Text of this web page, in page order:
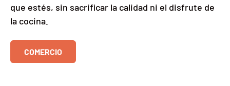
que estés, sin sacrificar la calidad ni el disfrute de
la cocina.
COMERCIO